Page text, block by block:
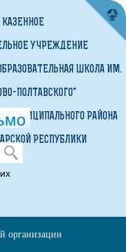
УЧРЕЖДЕНИЕ
ШКОЛА ИМ.
ПОЛТАВСКОГО"
МУНИЦИПАЛЬНОГО РАЙОНА
РЕСПУБЛИКИ
организации